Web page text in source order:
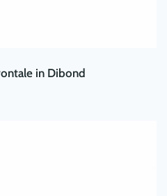
in Dibond